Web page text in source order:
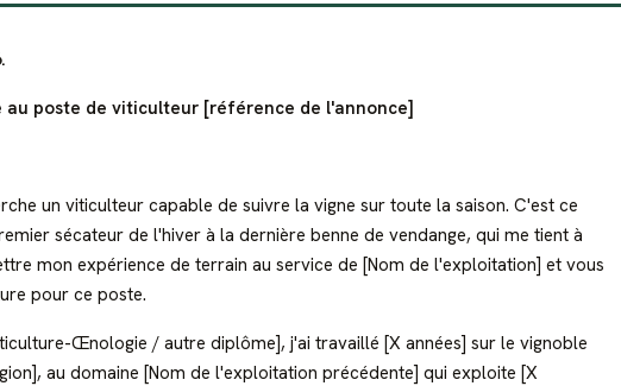
au poste de viticulteur [référence de l'annonce]
un viticulteur capable de suivre la vigne sur toute la saison. C'est ce
sécateur de l'hiver à la dernière benne de vendange, qui me tient à
mon expérience de terrain au service de [Nom de l'exploitation] et vous
pour ce poste.
Œnologie / autre diplôme], j'ai travaillé [X années] sur le vignoble
au domaine [Nom de l'exploitation précédente] qui exploite [X